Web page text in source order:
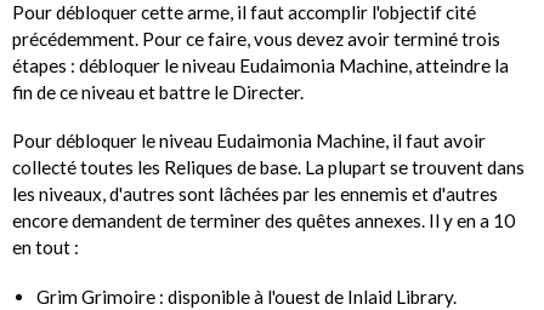
Pour débloquer cette arme, il faut accomplir l'objectif cité
précédemment. Pour ce faire, vous devez avoir terminé trois
étapes : débloquer le niveau Eudaimonia Machine, atteindre la
fin de ce niveau et battre le Directer.
Pour débloquer le niveau Eudaimonia Machine, il faut avoir
collecté toutes les Reliques de base. La plupart se trouvent dans
les niveaux, d'autres sont lâchées par les ennemis et d'autres
encore demandent de terminer des quêtes annexes. Il y en a 10
en tout :
Grim Grimoire : disponible à l'ouest de Inlaid Library.